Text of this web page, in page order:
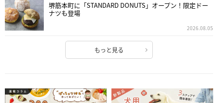
堺筋本町に「STANDARD DONUTS」オープン！限定ドー
ナツも登場
2026.08.05
もっと見る